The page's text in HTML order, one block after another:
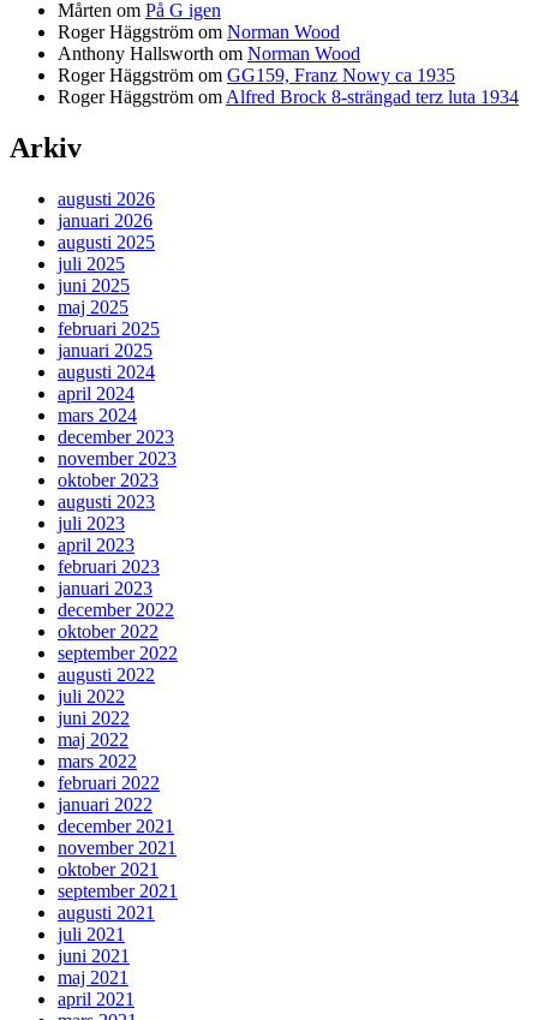
Mårten om På G igen
Roger Häggström om Norman Wood
Anthony Hallsworth om Norman Wood
Roger Häggström om GG159, Franz Nowy ca 1935
Roger Häggström om Alfred Brock 8-strängad terz luta 1934
Arkiv
augusti 2026
januari 2026
augusti 2025
juli 2025
juni 2025
maj 2025
februari 2025
januari 2025
augusti 2024
april 2024
mars 2024
december 2023
november 2023
oktober 2023
augusti 2023
juli 2023
april 2023
februari 2023
januari 2023
december 2022
oktober 2022
september 2022
augusti 2022
juli 2022
juni 2022
maj 2022
mars 2022
februari 2022
januari 2022
december 2021
november 2021
oktober 2021
september 2021
augusti 2021
juli 2021
juni 2021
maj 2021
april 2021